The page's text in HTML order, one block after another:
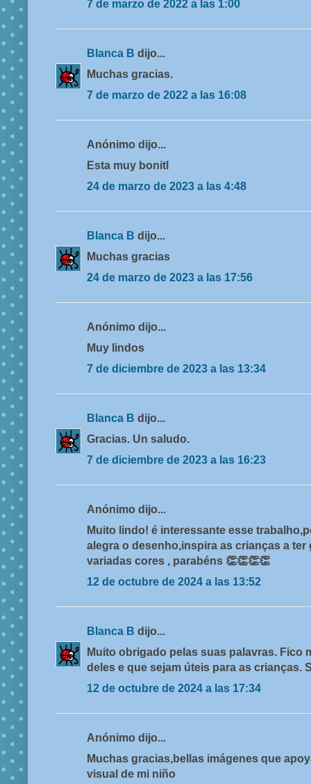
7 de marzo de 2022 a las 1:00
Blanca B dijo...
Muchas gracias.
7 de marzo de 2022 a las 16:08
Anónimo dijo...
Esta muy bonitl
24 de marzo de 2023 a las 4:48
Blanca B dijo...
Muchas gracias
24 de marzo de 2023 a las 17:56
Anónimo dijo...
Muy lindos
7 de diciembre de 2023 a las 13:34
Blanca B dijo...
Gracias. Un saludo.
7 de diciembre de 2023 a las 16:23
Anónimo dijo...
Muito lindo! é interessante esse
alegra o desenho,inspira as crianças a
variadas cores , parabéns 👏👏👏👏
12 de octubre de 2024 a las 13:52
Blanca B dijo...
Muito obrigado pelas suas palavras. Fico
deles e que sejam úteis para as crianças.
12 de octubre de 2024 a las 17:34
Anónimo dijo...
Muchas gracias,bellas imágenes que
visual de mi niño